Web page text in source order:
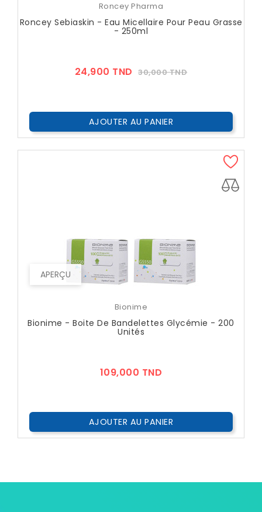
Roncey Pharma
Roncey Sebiaskin - Eau Micellaire Pour Peau Grasse
- 250ml
24,900 TND Prix
30,000 TNDPrix
AJOUTER AU PANIER
APERÇU
Bionime
Bionime - Boite De Bandelettes Glycémie - 200
Unités
109,000 TND
AJOUTER AU PANIER